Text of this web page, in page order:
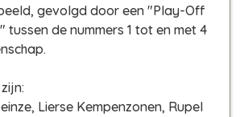
gevolgd door een "Play-Off
de nummers 1 tot en met 4
Lierse Kempenzonen, Rupel